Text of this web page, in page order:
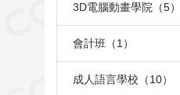
3D電腦動畫學院（5）
會計班（1）
成人語言學校（10）